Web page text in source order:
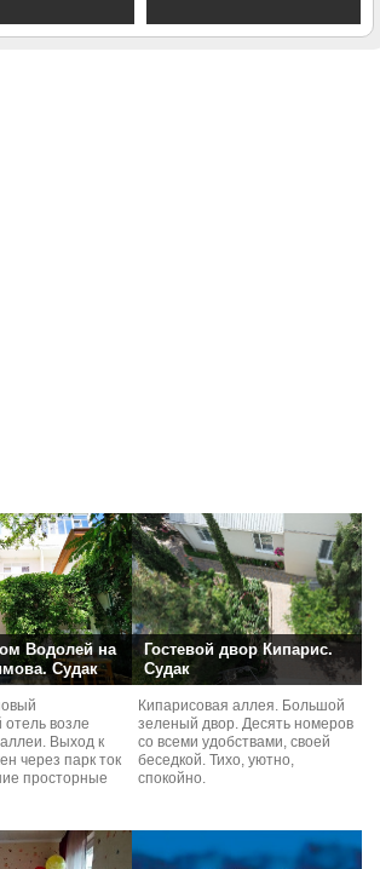
Водолей на
Судак
возле
Выход к
через парк ток
просторные
Гостевой двор Кипарис.
Судак
Кипарисовая аллея. Большой
зеленый двор. Десять номеров
со всеми удобствами, своей
беседкой. Тихо, уютно,
спокойно.